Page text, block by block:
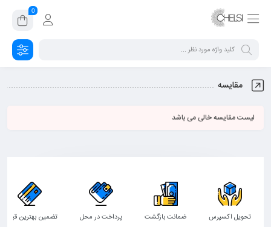
0
مقایسه
لیست مقایسه خالی می باشد
تحویل اکسپرس ضمانت بازگشت پرداخت در محل تضمین بهترین قیمت